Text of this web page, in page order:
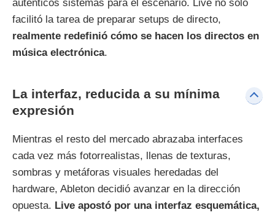
auténticos sistemas para el escenario. Live no solo
facilitó la tarea de preparar setups de directo,
realmente redefinió cómo se hacen los directos en
música electrónica.
La interfaz, reducida a su mínima
expresión
Mientras el resto del mercado abrazaba interfaces
cada vez más fotorrealistas, llenas de texturas,
sombras y metáforas visuales heredadas del
hardware, Ableton decidió avanzar en la dirección
opuesta. Live apostó por una interfaz esquemática,